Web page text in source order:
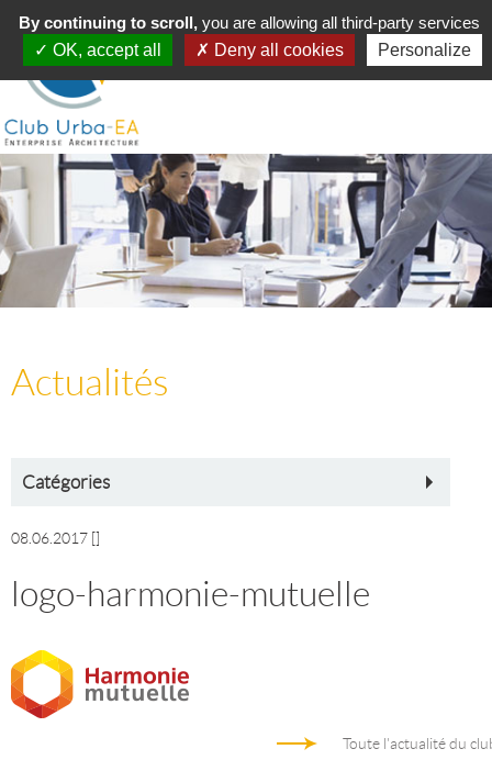
Toggle
navigation
MENU
Actualités
Catégories
08.06.2017
logo-harmonie-mutuelle
Toute l'actualité du
By continuing to scroll,you are allowing all third-party services
OK, accept all
Deny all cookies Personalize